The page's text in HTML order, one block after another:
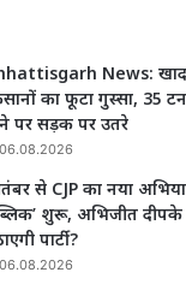
News:
का फूटा गुस्सा, 35 टन
पर सड़क पर उतरे
06.08.2026
से CJP का नया
शुरू, अभिजीत दीपके
पार्टी?
06.08.2026